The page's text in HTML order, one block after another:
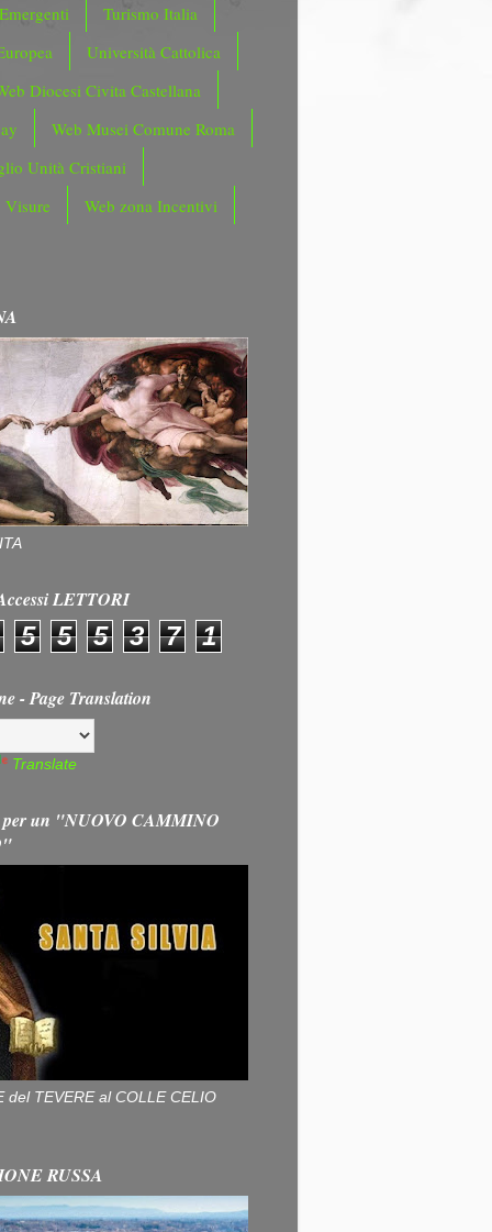
Turismo Italia
Università Cattolica
Diocesi Civita Castellana
Web Musei Comune Roma
Unità Cristiani
Visure
Web zona Incentivi
LETTORI
5 5 5 3 7 1
- Page Translation
Translate
per un "NUOVO CAMMINO
del TEVERE al COLLE CELIO
RUSSA